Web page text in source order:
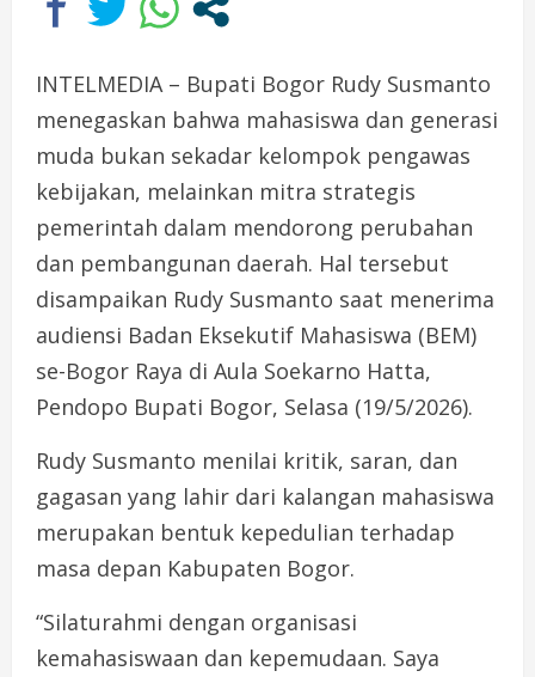
INTELMEDIA – Bupati Bogor Rudy Susmanto
menegaskan bahwa mahasiswa dan generasi
muda bukan sekadar kelompok pengawas
kebijakan, melainkan mitra strategis
pemerintah dalam mendorong perubahan
dan pembangunan daerah. Hal tersebut
disampaikan Rudy Susmanto saat menerima
audiensi Badan Eksekutif Mahasiswa (BEM)
se-Bogor Raya di Aula Soekarno Hatta,
Pendopo Bupati Bogor, Selasa (19/5/2026).
Rudy Susmanto menilai kritik, saran, dan
gagasan yang lahir dari kalangan mahasiswa
merupakan bentuk kepedulian terhadap
masa depan Kabupaten Bogor.
“Silaturahmi dengan organisasi
kemahasiswaan dan kepemudaan. Saya